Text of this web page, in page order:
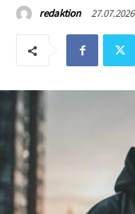
redaktion 27.07.2026